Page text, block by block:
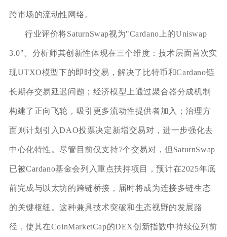
跨市场的流动性网络。
行业评价将SaturnSwap视为"Cardano上的Uniswap
3.0"。分析师其创新性体现在三个维度：技术层面首次实
现UTXO模型下的即时交易，解决了比特币和Cardano链
长期存交易延迟问题；经济模型上通过聚合器分成机制
构建了正向飞轮，吸引更多流动性提供者加入；治理方
面则计划引入DAO投票决定新增交易对，进一步强化去
中心化特性。尽管目前仅支持7个交易对，但SaturnSwap
已被Cardano基金会列入重点扶持项目，预计在2025年底
前完成与以太坊的跨链桥接，届时将成为连接多链生态
的关键枢纽。这种兼具技术突破和生态视野的发展路
径，使其在CoinMarketCap的DEX创新指数中持续位列前